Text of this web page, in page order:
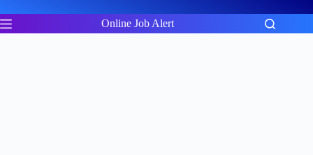
to
content
Online Job Alert